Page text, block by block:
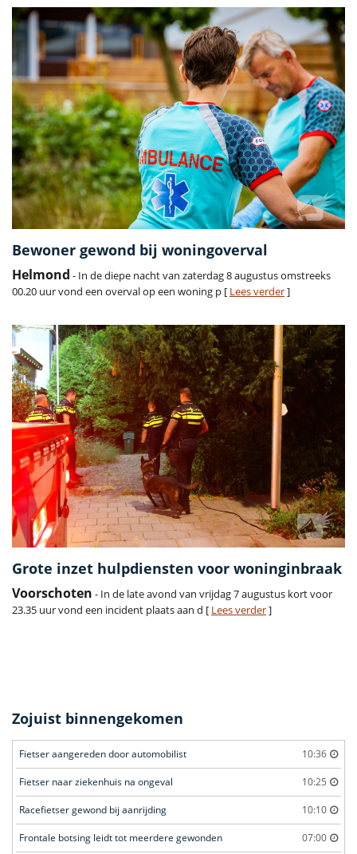
Bewoner gewond bij woningoverval
Helmond - In de diepe nacht van zaterdag 8 augustus omstreeks
00.20 uur vond een overval op een woning p [ Lees verder]
Grote inzet hulpdiensten voor woninginbraak
Voorschoten - In de late avond van vrijdag 7 augustus kort voor
23.35 uur vond een incident plaats aan d [ Lees verder]
Zojuist binnengekomen
Fietser aangereden door automobilist 10:36
Fietser naar ziekenhuis na ongeval 10:25
Racefietser gewond bij aanrijding 10:10
Frontale botsing leidt tot meerdere gewonden 07:00